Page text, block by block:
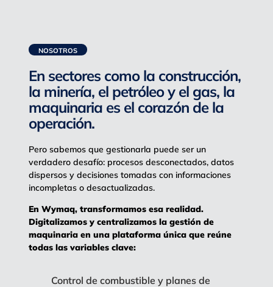
NOSOTROS
En sectores como la construcción,
la minería, el petróleo y el gas, la
maquinaria es el corazón de la
operación.
Pero sabemos que gestionarla puede ser un
verdadero desafío: procesos desconectados, datos
dispersos y decisiones tomadas con informaciones
incompletas o desactualizadas.
En Wymaq, transformamos esa realidad.
Digitalizamos y centralizamos la gestión de
maquinaria en una plataforma única que reúne
todas las variables clave:
Control de combustible y planes de